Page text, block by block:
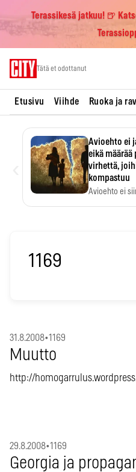
Terassikesä jatkuu! 🍺
Tätä et odottanut
Etusivu Viihde Ruoka ja
Avioehto ei
eikä määrää
virhettä,
kompastuu
Avioehto ei
1169
31.8.2008•1169
Muutto
http://
29.8.2008•1169
Georgia ja